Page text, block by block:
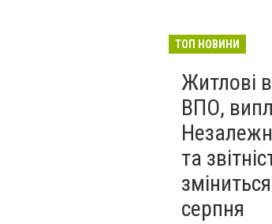
ТОП НОВИНИ
Житлові
ВПО,
та
серпня